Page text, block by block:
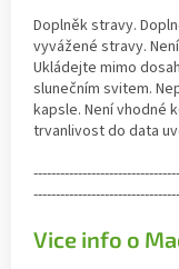
Doplněk stravy.
vyvážené stravy.
Ukládejte mimo
slunečním svitem.
kapsle. Není vhodné
trvanlivost do data
Vice info o